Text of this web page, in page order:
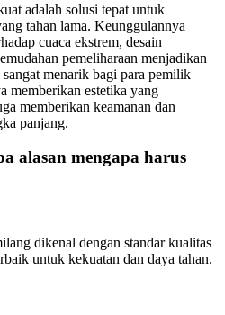
adalah solusi tepat untuk
tahan lama. Keunggulannya
cuaca ekstrem, desain
pemeliharaan menjadikan
menarik bagi para pemilik
memberikan estetika yang
memberikan keamanan dan
panjang.
alasan mengapa harus
dikenal dengan standar kualitas
untuk kekuatan dan daya tahan.